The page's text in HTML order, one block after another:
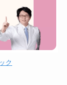
ク